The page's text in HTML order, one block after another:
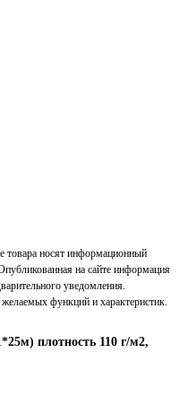
плотность 110 г/м2,
товара носят информационный
на сайте информация
уведомления.
функций и характеристик.